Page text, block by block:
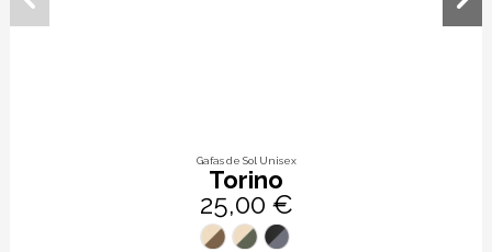
Gafas de Sol Unisex
Torino
25,00 €